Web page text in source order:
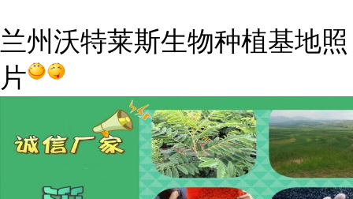
兰州沃特莱斯生物种植基地照
片